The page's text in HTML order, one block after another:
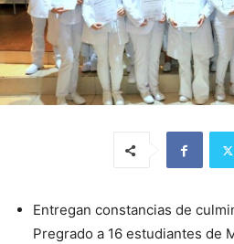
Entregan constancias de
Pregrado a 16 estudiantes de